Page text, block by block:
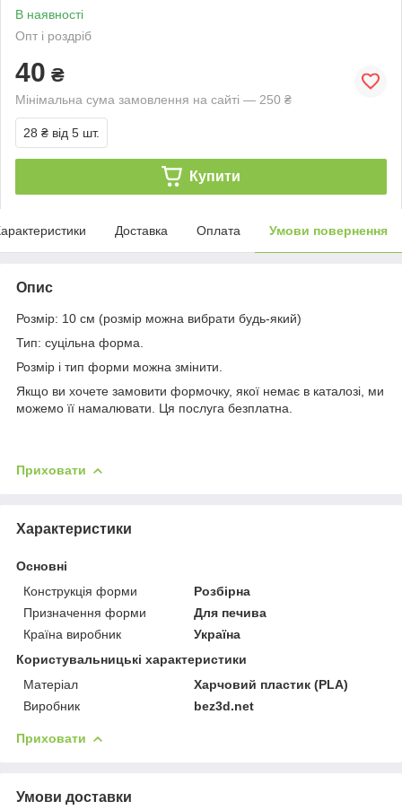
В наявності
Опт і роздріб
40 ₴
Мінімальна сума замовлення на сайті — 250 ₴
28 ₴ від 5 шт.
Купити
Доставка Оплата Умови повернення
Опис
Розмір: 10 см (розмір можна вибрати будь-який)
Тип: суцільна форма.
Розмір і тип форми можна змінити.
Якщо ви хочете замовити формочку, якої немає в каталозі, ми
можемо її намалювати. Ця послуга безплатна.
Приховати
Характеристики
Основні
Конструкція форми
Розбірна
Призначення форми
Для печива
Країна виробник
Україна
Користувальницькі характеристики
Матеріал
Харчовий пластик (PLA)
Виробник
bez3d.net
Приховати
Умови доставки